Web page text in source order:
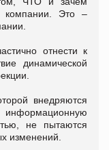
компании. Это –
отнести к
динамической
внедряются
не пытаются
изменений.